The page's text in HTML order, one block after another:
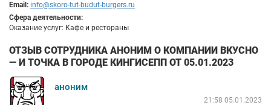
Email: info@skoro-tut-budut-burgers.ru
Сфера деятельности:
Оказание услуг: Кафе и рестораны
ОТЗЫВ СОТРУДНИКА АНОНИМ О КОМПАНИИ ВКУСНО
— И ТОЧКА В ГОРОДЕ КИНГИСЕПП ОТ 05.01.2023
аноним
21:58 05.01.2023